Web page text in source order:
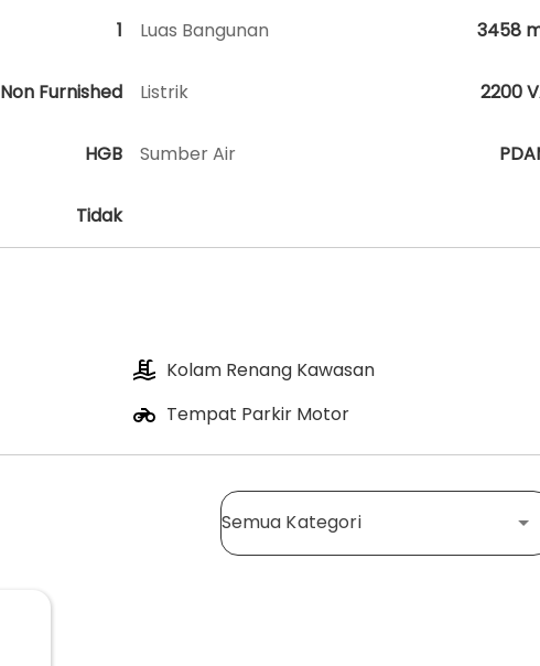
1 Luas Bangunan 3458
Non Furnished Listrik 2200
HGB Sumber Air
Tidak
Kolam Renang Kawasan
Tempat Parkir Motor
Semua Kategori